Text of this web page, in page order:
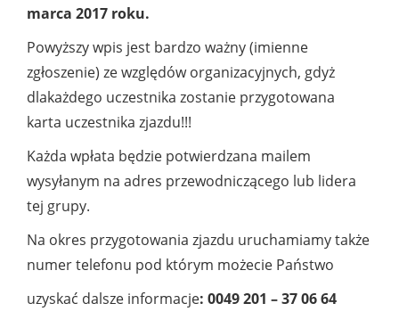
marca 2017 roku.
Powyższy wpis jest bardzo ważny (imienne
zgłoszenie) ze względów organizacyjnych, gdyż
dlakażdego uczestnika zostanie przygotowana
karta uczestnika zjazdu!!!
Każda wpłata będzie potwierdzana mailem
wysyłanym na adres przewodniczącego lub lidera
tej grupy.
Na okres przygotowania zjazdu uruchamiamy także
numer telefonu pod którym możecie Państwo
uzyskać dalsze informacje: 0049 201 – 37 06 64